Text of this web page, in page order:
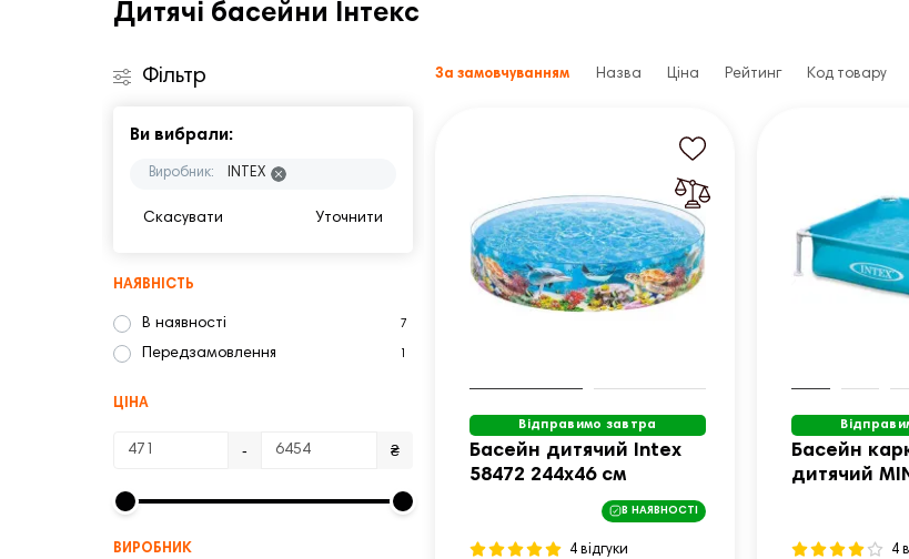
Дитячі басейни Інтекс
Фільтр
Ви вибрали:
Виробник: INTEX
Скасувати Уточнити
НАЯВНІСТЬ
В наявності 7
Передзамовлення
ЦІНА
- ₴
ВИРОБНИК
За замовчуванням Назва Ціна Рейтинг Код товару
Відправимо завтра
Басейн дитячий Intex
58472 244x46 см
В НАЯВНОСТІ
4 відгуки
Басейн
дитячий
POOL Intex
122x122x30
4